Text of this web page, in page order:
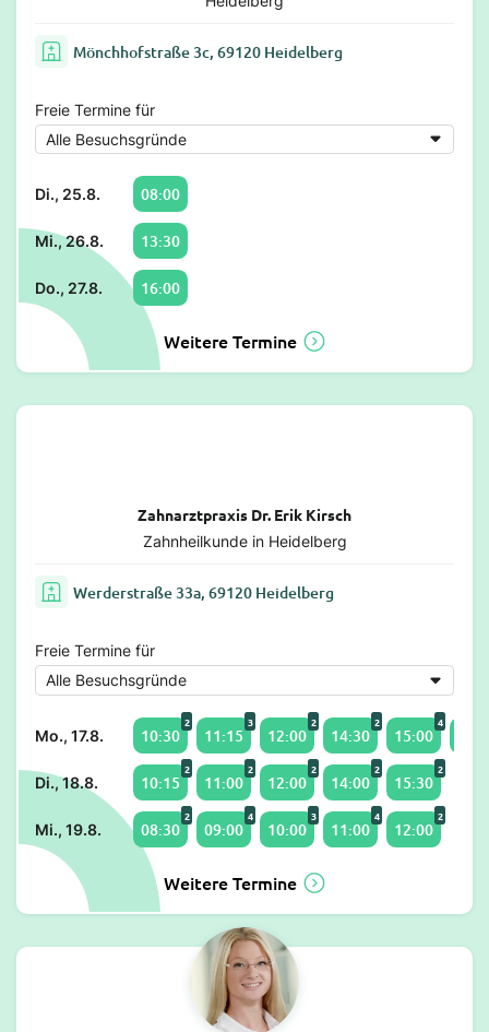
Mönchhofstraße 3c, 69120 Heidelberg
Freie Termine für
Di., 25.8. 08:00
Mi., 26.8. 13:30
Do., 27.8. 16:00
Weitere Termine
Zahnarztpraxis Dr. Erik Kirsch
Zahnheilkunde in Heidelberg
Werderstraße 33a, 69120 Heidelberg
Freie Termine für
Mo., 17.8. 10:30
2
11:15
3
12:00
2
14:30
2
15:00
4
Di., 18.8. 10:15
2
11:00
2
12:00
2
14:00
2
15:30
2
Mi., 19.8. 08:30
2
09:00
4
10:00
3
11:00
4
12:00
2
Weitere Termine